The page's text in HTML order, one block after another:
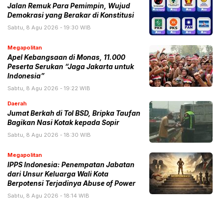
Jalan Remuk Para Pemimpin, Wujud
Demokrasi yang Berakar di Konstitusi
Sabtu, 8 Agu 2026 - 19:30 WIB
Megapolitan
Apel Kebangsaan di Monas, 11.000
Peserta Serukan “Jaga Jakarta untuk
Indonesia”
Sabtu, 8 Agu 2026 - 19:22 WIB
Daerah
Jumat Berkah di Tol BSD, Bripka Taufan
Bagikan Nasi Kotak kepada Sopir
Sabtu, 8 Agu 2026 - 18:30 WIB
Megapolitan
IPPS Indonesia: Penempatan Jabatan
dari Unsur Keluarga Wali Kota
Berpotensi Terjadinya Abuse of Power
Sabtu, 8 Agu 2026 - 18:14 WIB